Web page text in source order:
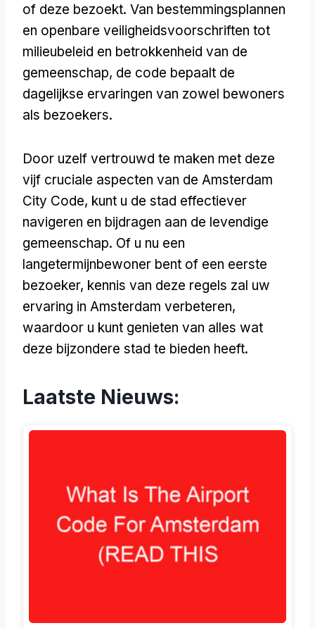
of deze bezoekt. Van bestemmingsplannen
en openbare veiligheidsvoorschriften tot
milieubeleid en betrokkenheid van de
gemeenschap, de code bepaalt de
dagelijkse ervaringen van zowel bewoners
als bezoekers.
Door uzelf vertrouwd te maken met deze
vijf cruciale aspecten van de Amsterdam
City Code, kunt u de stad effectiever
navigeren en bijdragen aan de levendige
gemeenschap. Of u nu een
langetermijnbewoner bent of een eerste
bezoeker, kennis van deze regels zal uw
ervaring in Amsterdam verbeteren,
waardoor u kunt genieten van alles wat
deze bijzondere stad te bieden heeft.
Laatste Nieuws: